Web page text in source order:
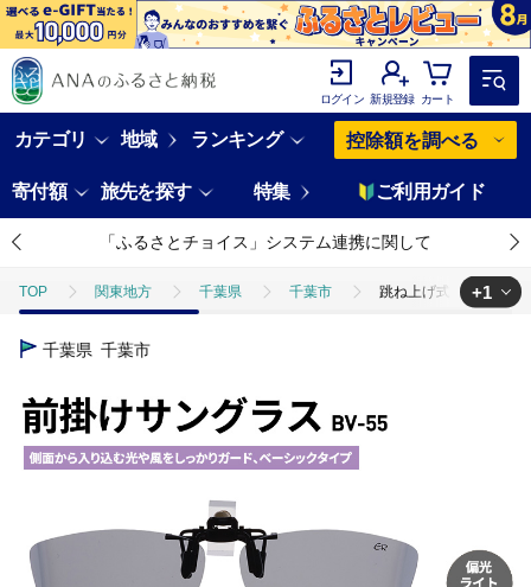
ログイン 新規登録 カート
カテゴリ 地域 ランキング 控除額を調べる
寄付額 旅先を探す 特集 ご利用ガイド
「ふるさとチョイス」システム連携に関して
TOP 関東地方 千葉県 千葉市 跳ね上げ式/「偏光」
TOP
+1
千葉県 千葉市